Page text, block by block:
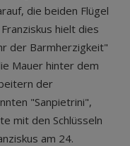
die beiden Flügel
hielt dies
der Barmherzigkeit"
Mauer hinter dem
der
"Sanpietrini",
mit den Schlüsseln
am 24.